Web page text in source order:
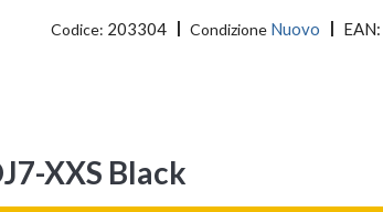
Codice: 203304 Condizione Nuovo EAN:
XXS Black